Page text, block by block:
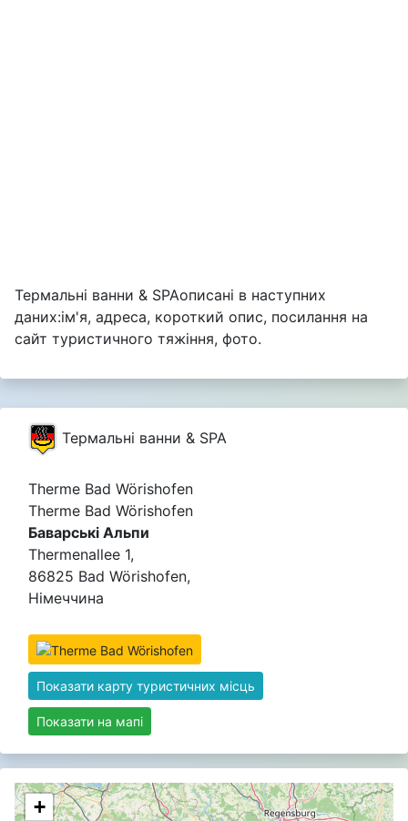
Термальні ванни & SPAописані в наступних
даних:ім'я, адреса, короткий опис, посилання на
сайт туристичного тяжіння, фото.
Термальні ванни & SPA
Therme Bad Wörishofen
Therme Bad Wörishofen
Баварські Альпи
Thermenallee 1,
86825 Bad Wörishofen,
Німеччина
Показати карту туристичних місць
Показати на мапі
+